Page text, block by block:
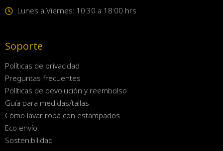
Lunes a Viernes: 10:30 a 18:00 hrs
Soporte
Políticas de privacidad
Preguntas frecuentes
Políticas de devolución y reembolso
Guía para medidas/tallas
Cómo lavar ropa con estampados
Eco envío
Sostenibilidad